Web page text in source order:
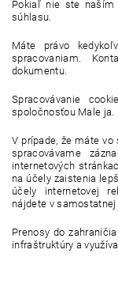
Pokiaľ nie ste naším
súhlasu.
Máte právo
spracovaniam.
dokumentu.
Spracovávanie
spoločnosťou Male ja.
V prípade, že máte
spracovávame
internetových
na účely zaistenia
účely internetovej
nájdete v
Prenosy do
infraštruktúry a